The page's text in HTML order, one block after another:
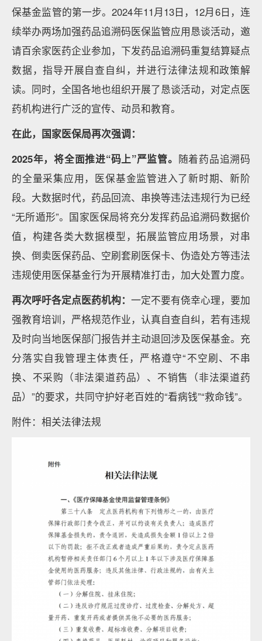
保基金监管的第一步。2024年11月13日，12月6日，连
续举办两场加强药品追溯码医保监管应用恳谈活动，邀
请百余家医药企业参加，下发药品追溯码重复结算疑点
数据，指导开展自查自纠，并进行法律法规和政策解
读。同时，全国各地也组织开展了恳谈活动，对定点医
药机构进行广泛的宣传、动员和教育。
在此，国家医保局再次强调：
2025年，将全面推进“码上”严监管。 随着药品追溯码
的全量采集应用，医保基金监管进入了新时期、新阶
段。大数据时代，药品回流、串换等违法违规行为已经
“无所遁形”。国家医保局将充分发挥药品追溯码数据价
值，构建各类大数据模型，拓展监管应用场景，对串
换、倒卖医保药品、空刷套刷医保卡、伪造处方等违法
违规使用医保基金行为开展精准打击，加大处置力度。
再次呼吁各定点医药机构： 一定不要有侥幸心理，要加
强教育培训，严格规范作业，认真自查自纠，若有违规
及时向当地医保部门报告并主动退回涉及医保基金。充
分落实自我管理主体责任，严格遵守“不空刷、不串
换、不采购（非法渠道药品）、不销售（非法渠道药
品）”的要求，共同守护好老百姓的“看病钱”“救命钱”。
附件：相关法律法规